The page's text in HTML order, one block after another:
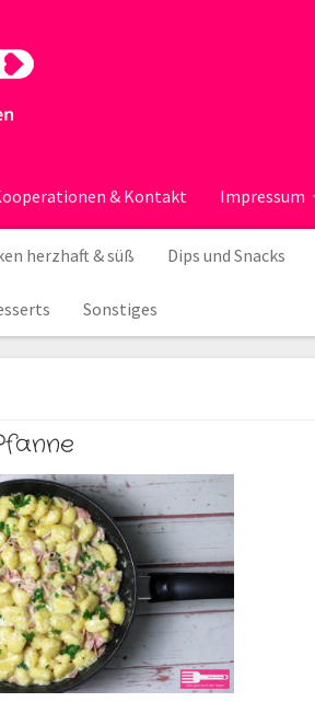
& Kontakt Impressum
herzhaft & süß Dips und Snacks
Sonstiges